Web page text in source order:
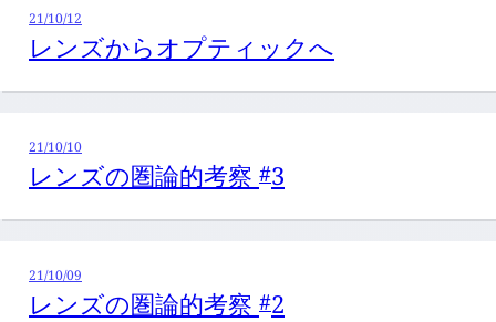
21/10/12
レンズからオプティックへ
21/10/10
レンズの圏論的考察 #3
21/10/09
レンズの圏論的考察 #2